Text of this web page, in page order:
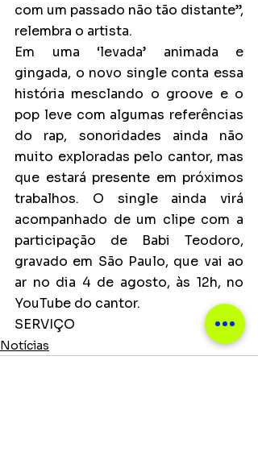
com um passado não tão distante”,
relembra o artista.
Em uma ‘levada’ animada e
gingada, o novo single conta essa
história mesclando o groove e o
pop leve com algumas referências
do rap, sonoridades ainda não
muito exploradas pelo cantor, mas
que estará presente em próximos
trabalhos. O single ainda virá
acompanhado de um clipe com a
participação de Babi Teodoro,
gravado em São Paulo, que vai ao
ar no dia 4 de agosto, às 12h, no
YouTube do cantor.
SERVIÇO
Notícias